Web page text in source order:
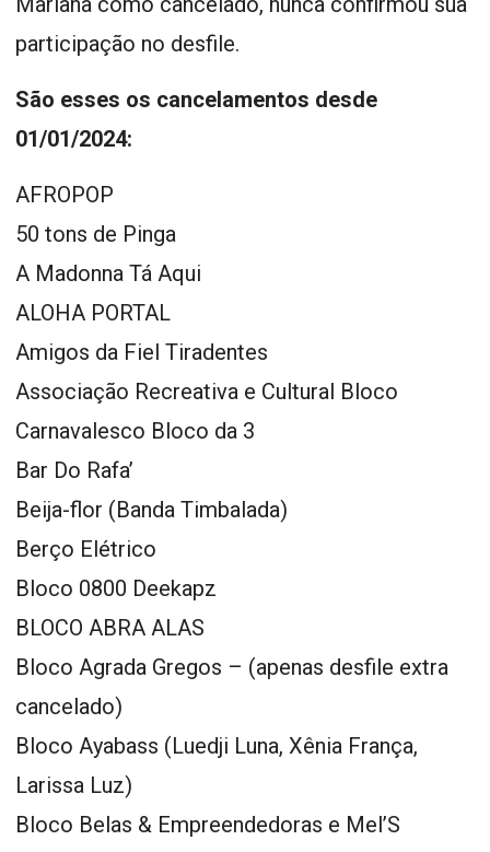
participação no desfile.
São esses os cancelamentos desde
01/01/2024:
AFROPOP
50 tons de Pinga
A Madonna Tá Aqui
ALOHA PORTAL
Amigos da Fiel Tiradentes
Associação Recreativa e Cultural Bloco
Carnavalesco Bloco da 3
Bar Do Rafa’
Beija-flor (Banda Timbalada)
Berço Elétrico
Bloco 0800 Deekapz
BLOCO ABRA ALAS
Bloco Agrada Gregos – (apenas desfile extra
cancelado)
Bloco Ayabass (Luedji Luna, Xênia França,
Larissa Luz)
Bloco Belas & Empreendedoras e Mel’S